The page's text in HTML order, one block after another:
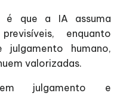
é que a IA assuma
enquanto
humano,
valorizadas.
julgamento e